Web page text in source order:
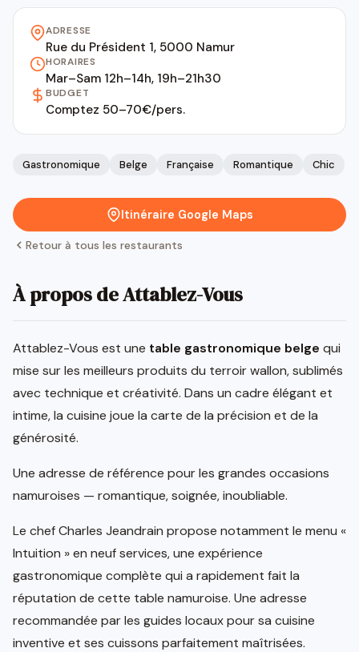
ADRESSE
Rue du Président 1, 5000 Namur
HORAIRES
Mar–Sam 12h–14h, 19h–21h30
BUDGET
Comptez 50–70€/pers.
Gastronomique Belge Française Romantique Chic
Itinéraire Google Maps
Retour à tous les restaurants
À propos de Attablez-Vous
Attablez-Vous est une table gastronomique belge qui
mise sur les meilleurs produits du terroir wallon, sublimés
avec technique et créativité. Dans un cadre élégant et
intime, la cuisine joue la carte de la précision et de la
générosité.
Une adresse de référence pour les grandes occasions
namuroises — romantique, soignée, inoubliable.
Le chef Charles Jeandrain propose notamment le menu «
Intuition » en neuf services, une expérience
gastronomique complète qui a rapidement fait la
réputation de cette table namuroise. Une adresse
recommandée par les guides locaux pour sa cuisine
inventive et ses cuissons parfaitement maîtrisées.